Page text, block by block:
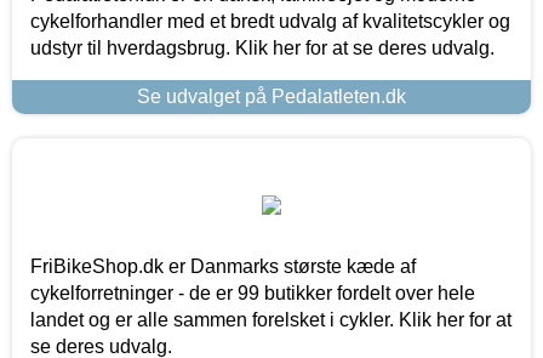
cykelforhandler med et bredt udvalg af kvalitetscykler og
udstyr til hverdagsbrug. Klik her for at se deres udvalg.
Se udvalget på Pedalatleten.dk
FriBikeShop.dk er Danmarks største kæde af
cykelforretninger - de er 99 butikker fordelt over hele
landet og er alle sammen forelsket i cykler. Klik her for at
se deres udvalg.